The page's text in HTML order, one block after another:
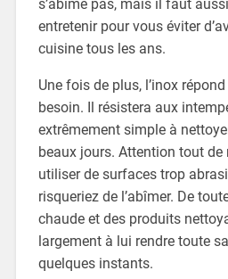
s’abîme pas, mais il faut
entretenir pour vous éviter
cuisine tous les ans.
Une fois de plus, l’inox
besoin. Il résistera aux
extrêmement simple à
beaux jours. Attention tout de
utiliser de surfaces trop
risqueriez de l’abîmer. De
chaude et des produits
largement à lui rendre toute
quelques instants.